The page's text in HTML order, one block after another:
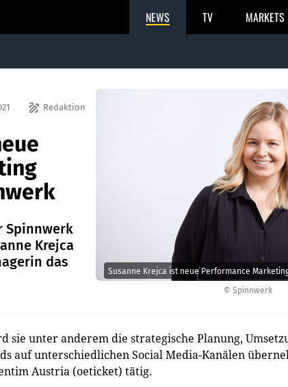
NEWS TV MARKETS
© Spinnwerk
Susanne Krejca ist neue Performance
draw Redaktion
Spinnwerk
Krejca
das
unter anderem die strategische Planung,
auf unterschiedlichen Social Media-Kanälen
Austria (oeticket) tätig.